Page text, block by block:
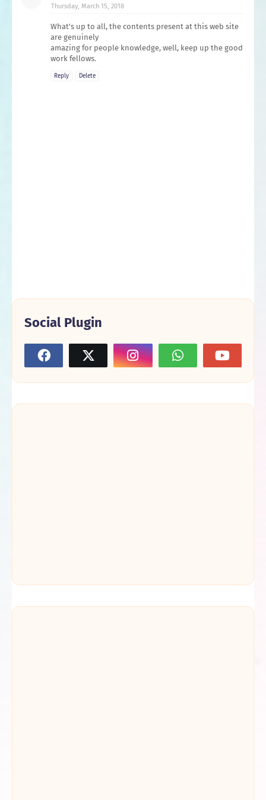
Thursday, March 15, 2018
What's up to all, the contents present at this web site
are genuinely
amazing for people knowledge, well, keep up the good
work fellows.
Reply Delete
Social Plugin